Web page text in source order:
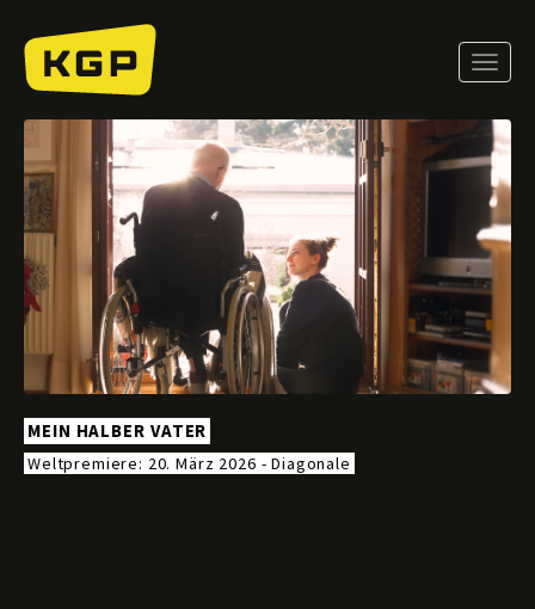
zum
Inhalt
Toggle
MEIN HALBER VATER
Weltpremiere: 20. März 2026 - Diagonale